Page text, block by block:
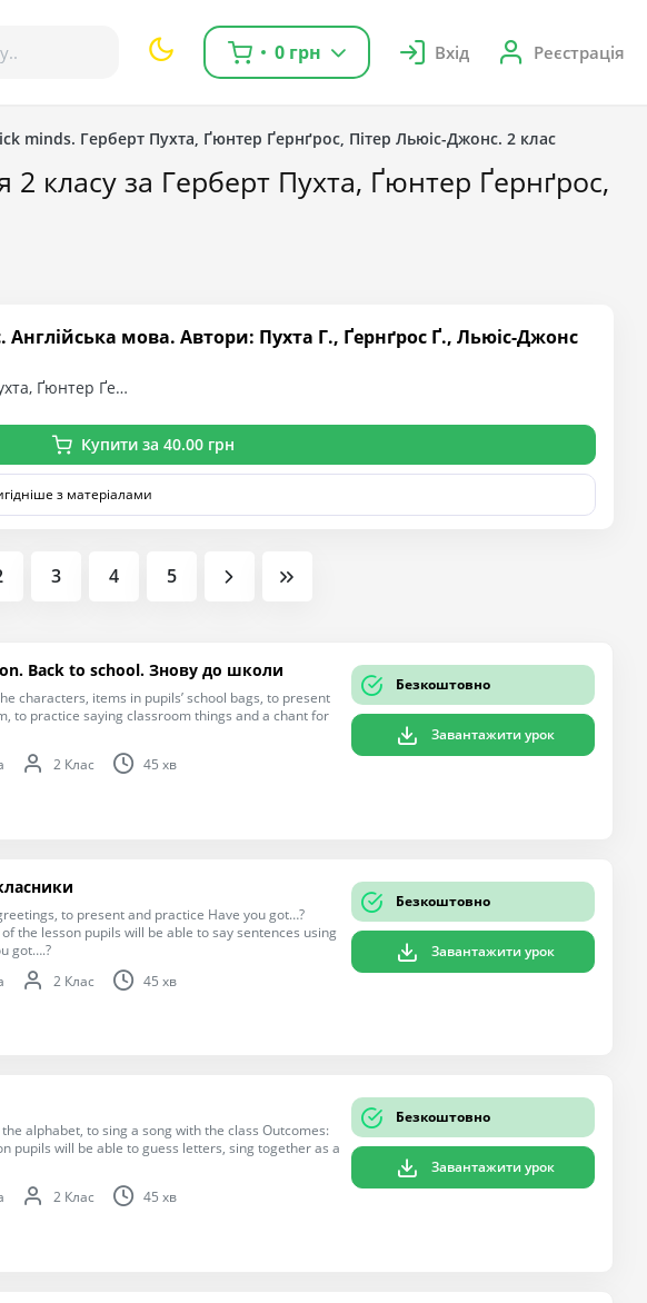
0 грн Вхід Реєстрація
minds. Герберт Пухта, Ґюнтер Ґернґрос, Пітер Льюіс-Джонс. 2 клас
2 класу за Герберт Пухта, Ґюнтер Ґернґрос,
мова. Автори: Пухта Г., Ґернґрос Ґ., Льюіс-Джонс
Ґюнтер Ґе…
Купити за 40.00 грн
з матеріалами
3 4 5
Back to school. Знову до школи
characters, items in pupils’ school bags, to present
to practice saying classroom things and a chant for
2 Клас 45 хв
Безкоштовно
Завантажити урок
to present and practice Have you got…?
the lesson pupils will be able to say sentences using
got….?
2 Клас 45 хв
Безкоштовно
Завантажити урок
alphabet, to sing a song with the class Outcomes:
pupils will be able to guess letters, sing together as a
2 Клас 45 хв
Безкоштовно
Завантажити урок